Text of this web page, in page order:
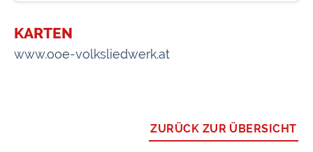
KARTEN
www.ooe-volksliedwerk.at
ZURÜCK ZUR ÜBERSICHT